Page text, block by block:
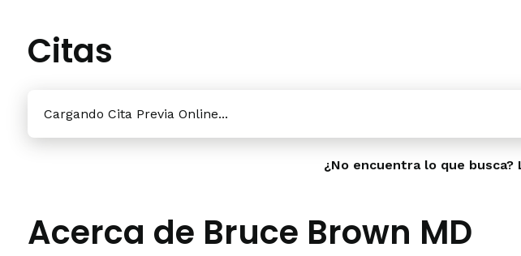
Citas
Cargando Cita Previa Online...
¿No encuentra lo que
Acerca de Bruce Brown MD